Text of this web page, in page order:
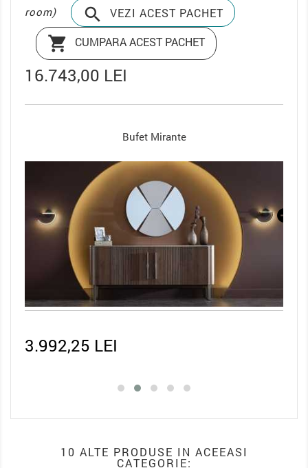
room)
 VEZI ACEST PACHET
 CUMPARA ACEST PACHET
16.743,00 LEI
Oglinda Bufet Mirante
614,25 LEI
10 ALTE PRODUSE IN ACEEASI
CATEGORIE: